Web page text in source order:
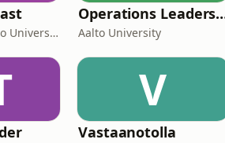
Aalto Squad, Aalto University student ambassadors
Operations
Aalto University
V
Vastaanotolla